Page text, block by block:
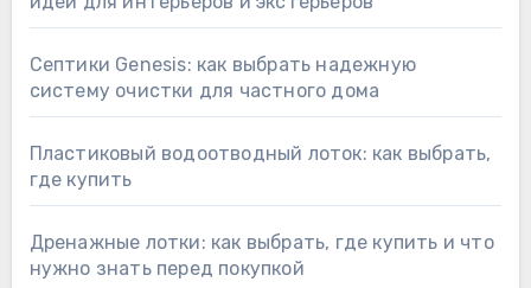
Септики Genesis: как выбрать надежную
систему очистки для частного дома
Пластиковый водоотводный лоток: как выбрать,
где купить
Дренажные лотки: как выбрать, где купить и что
нужно знать перед покупкой